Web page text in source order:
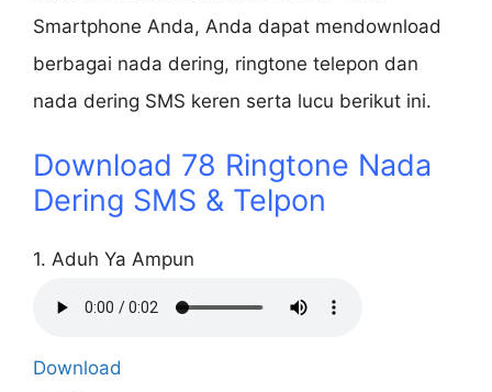
Smartphone Anda, Anda dapat mendownload
berbagai nada dering, ringtone telepon dan
nada dering SMS keren serta lucu berikut ini.
Download 78 Ringtone Nada
Dering SMS & Telpon
1. Aduh Ya Ampun
Download